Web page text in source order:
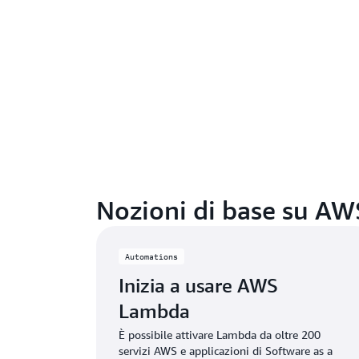
Nozioni di base su
Automations
Inizia a usare AWS
Lambda
È possibile attivare Lambda da oltre 200
servizi AWS e applicazioni di Software as a